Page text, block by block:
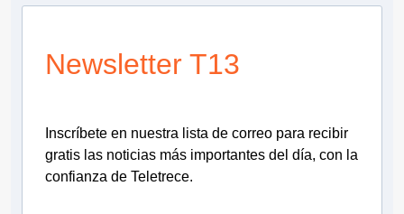
Newsletter T13
Inscríbete en nuestra lista de correo para recibir
gratis las noticias más importantes del día, con la
confianza de Teletrece.